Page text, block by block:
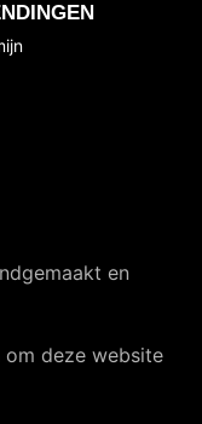
en
om deze website